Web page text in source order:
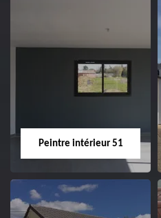
51
Peintre intérieur 51